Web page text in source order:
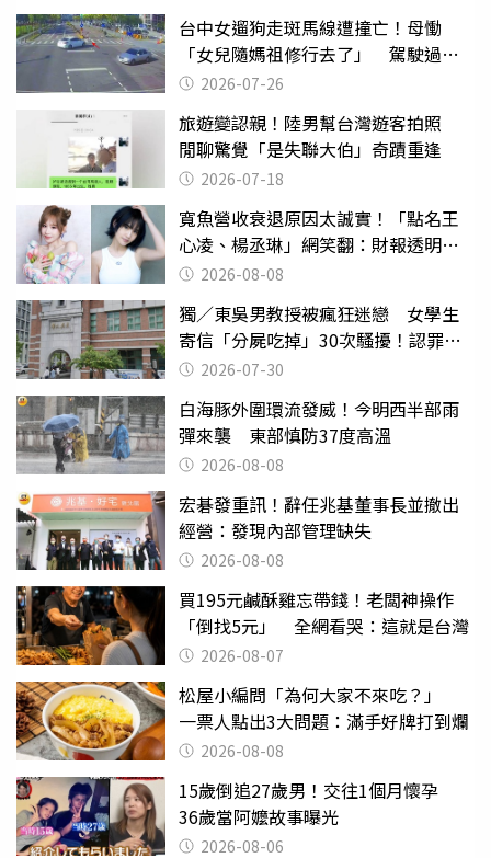
台中女遛狗走斑馬線遭撞亡！母慟
「女兒隨媽祖修行去了」 駕駛過失
致死判9月
2026-07-26
旅遊變認親！陸男幫台灣遊客拍照
閒聊驚覺「是失聯大伯」奇蹟重逢
2026-07-18
寬魚營收衰退原因太誠實！「點名王
心凌、楊丞琳」網笑翻：財報透明度
滿分2026-08-08
獨／東吳男教授被瘋狂迷戀 女學生
寄信「分屍吃掉」30次騷擾！認罪免
關 2026-07-30
白海豚外圍環流發威！今明西半部雨
彈來襲 東部慎防37度高溫
2026-08-08
宏碁發重訊！辭任兆基董事長並撤出
經營：發現內部管理缺失
2026-08-08
買195元鹹酥雞忘帶錢！老闆神操作
「倒找5元」 全網看哭：這就是台灣
2026-08-07
松屋小編問「為何大家不來吃？」
一票人點出3大問題：滿手好牌打到爛
2026-08-08
15歲倒追27歲男！交往1個月懷孕
36歲當阿嬤故事曝光
2026-08-06